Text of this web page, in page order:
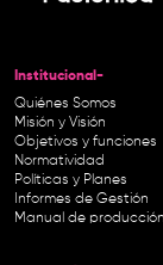
Institucional-
Quiénes Somos
Misión y Visión
Objetivos y funciones
Normatividad
Políticas y Planes
Informes de Gestión
Manual de